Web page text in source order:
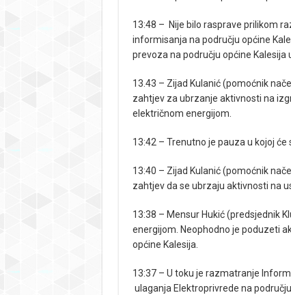
13:48 – Nije bilo rasprave prilikom
informisanja na području općine
prevoza na području općine Kalesija
13.43 – Zijad Kulanić (pomoćnik
zahtjev za ubrzanje aktivnosti na
električnom energijom.
13:42 – Trenutno je pauza u kojoj
13:40 – Zijad Kulanić (pomoćnik
zahtjev da se ubrzaju aktivnosti na
13:38 – Mensur Hukić (predsjednik
energijom. Neophodno je poduzeti
općine Kalesija.
13:37 – U toku je razmatranje
ulaganja Elektroprivrede na